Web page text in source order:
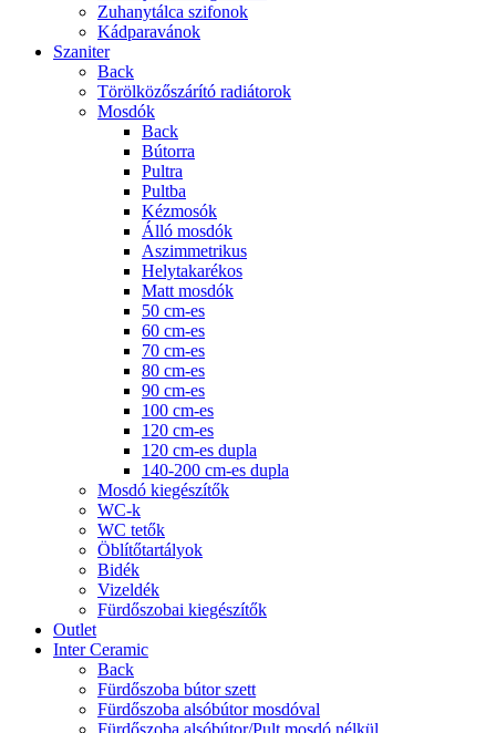
Zuhanytálca szifonok
Kádparavánok
Szaniter
Back
Törölközőszárító radiátorok
Mosdók
Back
Bútorra
Pultra
Pultba
Kézmosók
Álló mosdók
Aszimmetrikus
Helytakarékos
Matt mosdók
50 cm-es
60 cm-es
70 cm-es
80 cm-es
90 cm-es
100 cm-es
120 cm-es
120 cm-es dupla
140-200 cm-es dupla
Mosdó kiegészítők
WC-k
WC tetők
Öblítőtartályok
Bidék
Vizeldék
Fürdőszobai kiegészítők
Outlet
Inter Ceramic
Back
Fürdőszoba bútor szett
Fürdőszoba alsóbútor mosdóval
Fürdőszoba alsóbútor/Pult mosdó nélkül